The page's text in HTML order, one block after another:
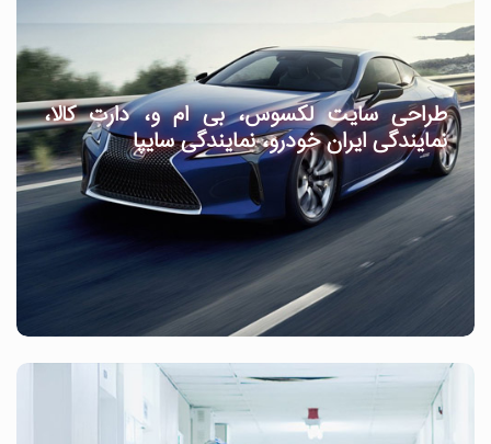
طراحی سایت لکسوس، بی ام و، دارت کالا،
نمایندگی ایران خودرو، نمایندگی سایپا